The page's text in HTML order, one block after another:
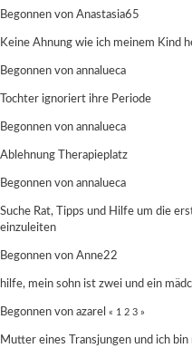
Begonnen von Anastasia65
Keine Ahnung wie ich meinem Kind
Begonnen von annalueca
Tochter ignoriert ihre Periode
Begonnen von annalueca
Ablehnung Therapieplatz
Begonnen von annalueca
Suche Rat, Tipps und Hilfe um die
einzuleiten
Begonnen von Anne22
hilfe, mein sohn ist zwei und ein
Begonnen von azarel « 1 2 3 »
Mutter eines Transjungen und ich bin